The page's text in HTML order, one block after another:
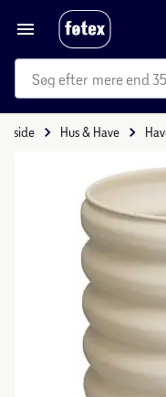
mere end
Hus & Have